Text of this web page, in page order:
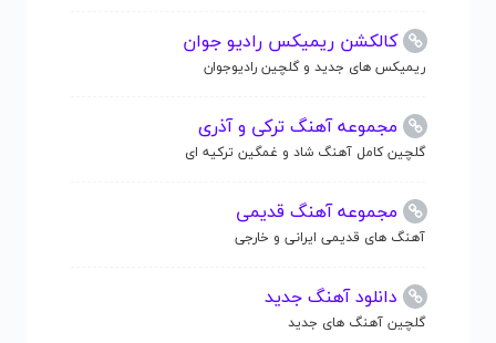
کالکشن ریمیکس رادیو جوان
ریمیکس های جدید و گلچین رادیوجوان
مجموعه آهنگ ترکی و آذری
گلچین کامل آهنگ شاد و غمگین ترکیه ای
مجموعه آهنگ قدیمی
آهنگ های قدیمی ایرانی و خارجی
دانلود آهنگ جدید
گلچین آهنگ های جدید